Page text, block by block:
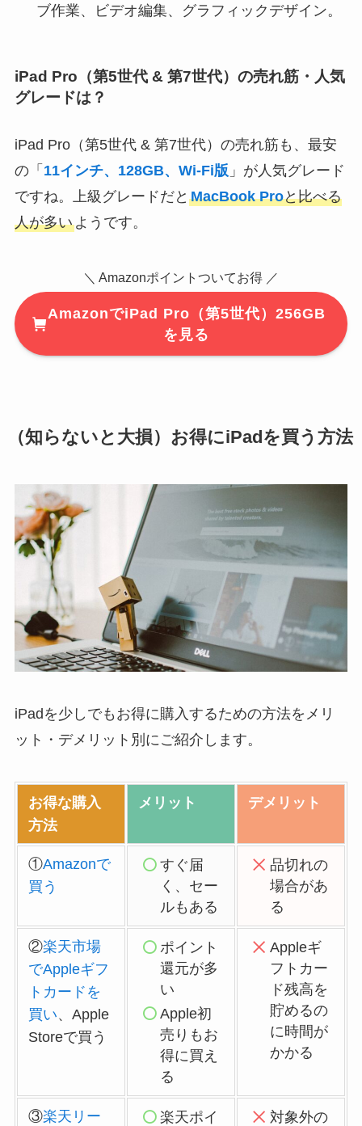
ブ作業、ビデオ編集、グラフィックデザイン。
iPad Pro（第5世代 & 第7世代）の売れ筋・人気
グレードは？
iPad Pro（第5世代 & 第7世代）の売れ筋も、最安
の「 11インチ、128GB、Wi-Fi版 」が人気グレード
ですね。上級グレードだと MacBook Proと比べる
人が多いようです。
＼ Amazonポイントついてお得 ／
AmazonでiPad Pro（第5世代）256GB
を見る
（知らないと大損）お得にiPadを買う方法
iPadを少しでもお得に購入するための方法をメリ
ット・デメリット別にご紹介します。
お得な購入
方法
メリット デメリット
①Amazonで
買う
すぐ届
く、セー
ルもある
品切れの
場合があ
る
②楽天市場
でAppleギフ
トカードを
買い、Apple
Storeで買う
ポイント
還元が多
い
Apple初
売りもお
得に買え
る
Appleギ
フトカー
ド残高を
貯めるの
に時間が
かかる
③楽天リー
楽天ポイ
対象外の